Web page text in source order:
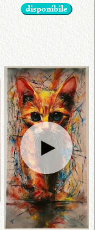
disponibile